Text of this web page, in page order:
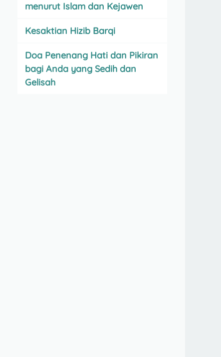
menurut Islam dan Kejawen
Kesaktian Hizib Barqi
Doa Penenang Hati dan Pikiran
bagi Anda yang Sedih dan
Gelisah